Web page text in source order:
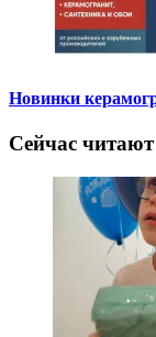
Новинки
Сейчас читают